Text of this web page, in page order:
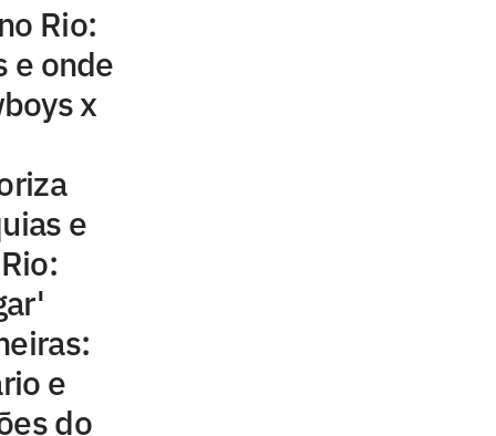
Rio:
e onde
x
e
e
do